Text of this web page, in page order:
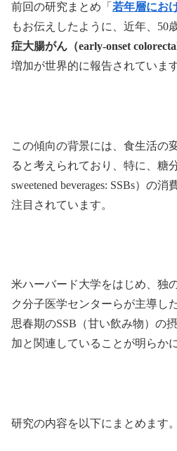
前回の研究まとめ「 若年層にお
もお伝えしたように、近年、50
症大腸がん（early-onset
増加が世界的に報告されています
この傾向の背景には、食生活の
ると考えられており、特に、糖
sweetened beverages: SSBs）の
注目されています。
米ハーバード大学をはじめ、独
ク分子医学センターらが主導し
思春期のSSB（甘い飲み物）の
加と関連していることが明らか
研究の内容を以下にまとめます。